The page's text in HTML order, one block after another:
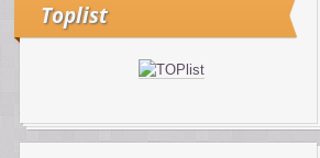
Toplist